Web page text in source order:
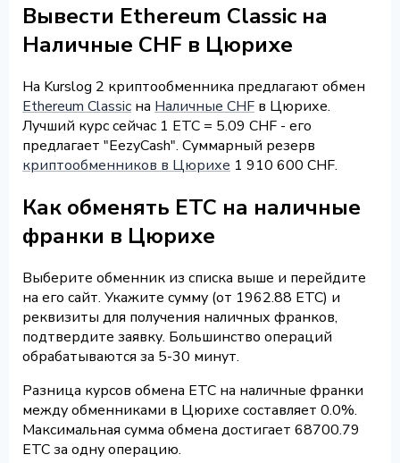
Вывести Ethereum Classic на
Наличные CHF в Цюрихе
На Kurslog 2 криптообменника предлагают обмен
Ethereum Classic на Наличные CHF в Цюрихе.
Лучший курс сейчас 1 ETC = 5.09 CHF - его
предлагает "EezyCash". Суммарный резерв
криптообменников в Цюрихе 1 910 600 CHF.
Как обменять ETC на наличные
франки в Цюрихе
Выберите обменник из списка выше и перейдите
на его сайт. Укажите сумму (от 1962.88 ETC) и
реквизиты для получения наличных франков,
подтвердите заявку. Большинство операций
обрабатываются за 5-30 минут.
Разница курсов обмена ETC на наличные франки
между обменниками в Цюрихе составляет 0.0%.
Максимальная сумма обмена достигает 68700.79
ETC за одну операцию.